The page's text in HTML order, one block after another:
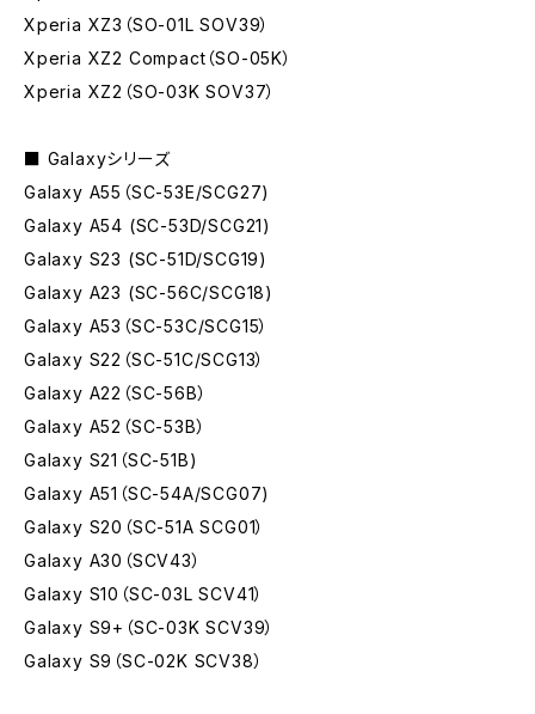
Xperia XZ3（SO-01L SOV39）
Xperia XZ2 Compact（SO-05K）
Xperia XZ2（SO-03K SOV37）
■ Galaxyシリーズ
Galaxy A55（SC-53E/SCG27)
Galaxy A54 (SC-53D/SCG21)
Galaxy S23 (SC-51D/SCG19)
Galaxy A23 (SC-56C/SCG18)
Galaxy A53（SC-53C/SCG15）
Galaxy S22（SC-51C/SCG13）
Galaxy A22（SC-56B）
Galaxy A52（SC-53B）
Galaxy S21（SC-51B)
Galaxy A51（SC-54A/SCG07)
Galaxy S20（SC-51A SCG01）
Galaxy A30（SCV43）
Galaxy S10（SC-03L SCV41）
Galaxy S9+（SC-03K SCV39）
Galaxy S9（SC-02K SCV38）